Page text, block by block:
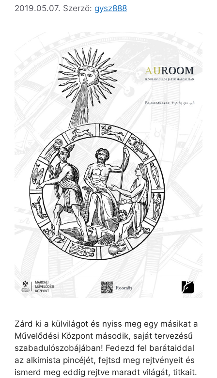
2019.05.07. Szerző: gysz888
Zárd ki a külvilágot és nyiss meg egy másikat a
Művelődési Központ második, saját tervezésű
szabadulószobájában! Fedezd fel barátaiddal
az alkimista pincéjét, fejtsd meg rejtvényeit és
ismerd meg eddig rejtve maradt világát, titkait.